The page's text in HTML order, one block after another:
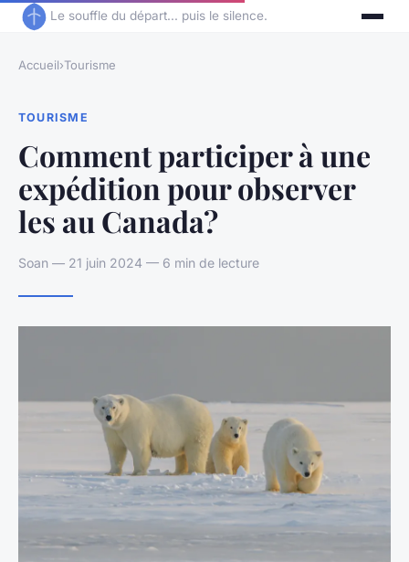
Le souffle du départ... puis le silence.
Accueil›Tourisme
TOURISME
Comment participer à une
expédition pour observer
les au Canada?
Soan — 21 juin 2024 — 6 min de lecture